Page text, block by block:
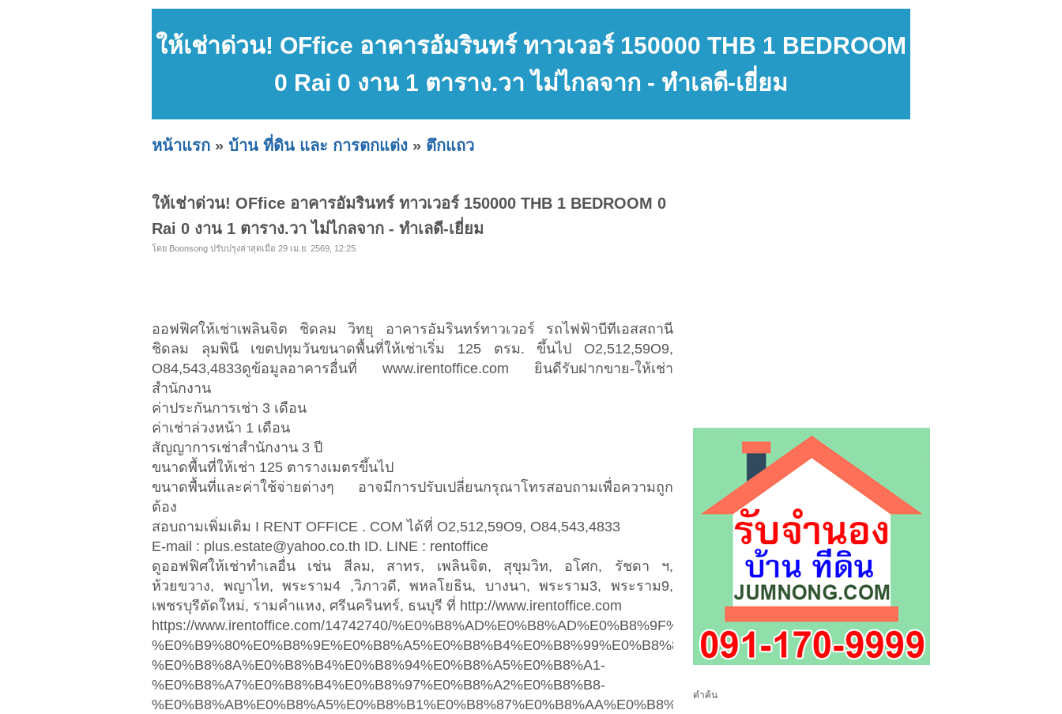
ให้เช่าด่วน! OFfice อาคารอัมรินทร์ ทาวเวอร์ 150000 THB 1 BEDROOM
0 Rai 0 งาน 1 ตาราง.วา ไม่ไกลจาก - ทำเลดี-เยี่ยม
หน้าแรก » บ้าน ที่ดิน และ การตกแต่ง » ตึกแถว
ให้เช่าด่วน! OFfice อาคารอัมรินทร์ ทาวเวอร์ 150000 THB 1 BEDROOM 0
Rai 0 งาน 1 ตาราง.วา ไม่ไกลจาก - ทำเลดี-เยี่ยม
โดย Boonsong ปรับปรุงล่าสุดเมื่อ 29 เม.ย. 2569, 12:25.
ออฟฟิศให้เช่าเพลินจิต ชิดลม วิทยุ อาคารอัมรินทร์ทาวเวอร์ รถไฟฟ้าบีทีเอสสถานี
ชิดลม ลุมพินี เขตปทุมวันขนาดพื้นที่ให้เช่าเริ่ม 125 ตรม. ขึ้นไป O2,512,59O9,
O84,543,4833ดูข้อมูลอาคารอื่นที่ www.irentoffice.com ยินดีรับฝากขาย-ให้เช่า
สำนักงาน
ค่าประกันการเช่า 3 เดือน
ค่าเช่าล่วงหน้า 1 เดือน
สัญญาการเช่าสำนักงาน 3 ปี
ขนาดพื้นที่ให้เช่า 125 ตารางเมตรขึ้นไป
ขนาดพื้นที่และค่าใช้จ่ายต่างๆ อาจมีการปรับเปลี่ยนกรุณาโทรสอบถามเพื่อความถูก
ต้อง
สอบถามเพิ่มเติม I RENT OFFICE . COM ได้ที่ O2,512,59O9, O84,543,4833
E-mail : plus.estate@yahoo.co.th ID. LINE : rentoffice
ดูออฟฟิศให้เช่าทำเลอื่น เช่น สีลม, สาทร, เพลินจิต, สุขุมวิท, อโศก, รัชดา ฯ,
ห้วยขวาง, พญาไท, พระราม4 ,วิภาวดี, พหลโยธิน, บางนา, พระราม3, พระราม9,
เพชรบุรีตัดใหม่, รามคำแหง, ศรีนครินทร์, ธนบุรี ที่ http://www.irentoffice.com
https://www.irentoffice.com/14742740/
%E0%B9%80%E0%B8%9E%E0%B8%A5%E0%B8%B4%E0%B8%99%E0%B8%88%E0%B8%B4%E0%B8%95-
%E0%B8%8A%E0%B8%B4%E0%B8%94%E0%B8%A5%E0%B8%A1-
%E0%B8%A7%E0%B8%B4%E0%B8%97%E0%B8%A2%E0%B8%B8-
%E0%B8%AB%E0%B8%A5%E0%B8%B1%E0%B8%87%E0%B8%AA%E0%B8%A7%E0%B8%99
คำค้น